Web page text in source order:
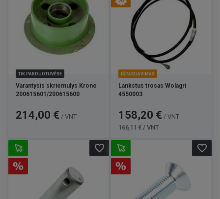
TIK PARDUOTUVĖSE
Varantysis skriemulys Krone
200615601/200615600
Kaina
214,00 € / VNT
IŠPARDAVIMAS
Lankstus trosas Wolagri
4550003
Kaina
158,20 € / VNT
166,11 € / VNT
favorite_border favorite_border